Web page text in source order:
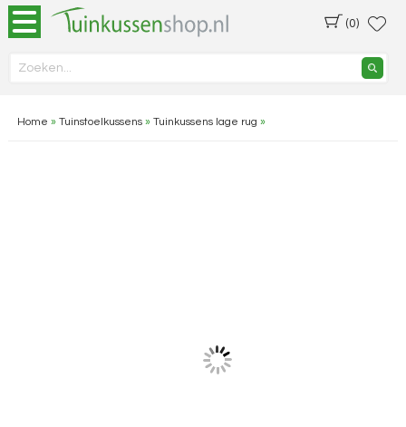
(0)
Home » Tuinstoelkussens» Tuinkussens lage rug »